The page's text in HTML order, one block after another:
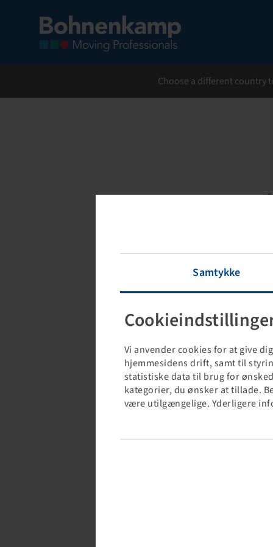
Samtykke
Vi anvender cookies for at give
hjemmesidens drift, samt til
statistiske data til brug for
kategorier, du ønsker at tillade.
være utilgængelige. Yderligere
Choose a different country